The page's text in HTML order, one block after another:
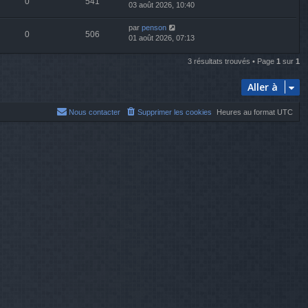
03 août 2026, 10:40
0 506
par penson
01 août 2026, 07:13
3 résultats trouvés • Page 1 sur 1
Aller à
Heures au format UTC
Supprimer les cookies
Nous contacter